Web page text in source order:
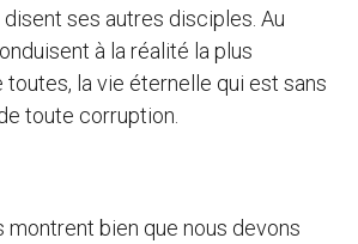
ses autres disciples. Au
à la réalité la plus
toutes, la vie éternelle qui est sans
toute corruption.
montrent bien que nous devons